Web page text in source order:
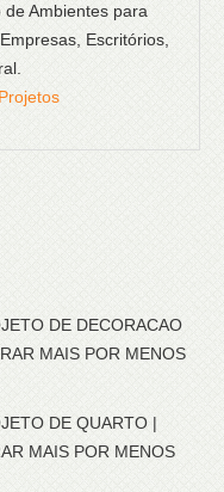
Ambientes para
Escritórios,
DE DECORACAO
MAIS POR MENOS
DE QUARTO |
MAIS POR MENOS